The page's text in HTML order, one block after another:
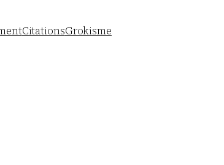
CitationsGrokisme